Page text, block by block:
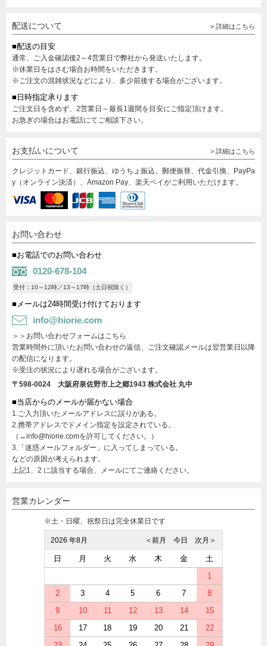
配送について > 詳細はこちら
■配送の目安
通常、ご入金確認後2～4営業日で弊社から発送いたします。
※休業日をはさむ場合お時間をいただきます。
※ご注文の混雑状況などにより、多少前後する場合がございます。
■日時指定承ります
ご注文日を含めず、2営業日～最長1週間を目安にご指定頂けます。
お急ぎの場合はお電話にてご相談下さい。
お支払いについて > 詳細はこちら
クレジットカード、銀行振込、ゆうちょ振込、郵便振替、代金引換、PayPa
y（オンライン決済）、Amazon Pay、楽天ペイがご利用いただけます。
お問い合わせ
■お電話でのお問い合わせ
0120-678-104
受付：10～12時／13～17時（土日祝除く）
■メールは24時間受け付けております
info@hiorie.com
＞＞お問い合わせフォームはこちら
営業時間外に頂いたお問い合わせの返信、ご注文確認メールは翌営業日以降
の配信になります。
※受注の状況により遅れる場合がございます。
〒598-0024 大阪府泉佐野市上之郷1943 株式会社 丸中
■当店からのメールが届かない場合
1.ご入力頂いたメールアドレスに誤りがある。
2.携帯アドレスでドメイン指定を設定されている。
（→info@hiorie.comを許可してください。）
3.「迷惑メールフォルダー」に入ってしまっている。
などの原因が考えられます。
上記1、2 に該当する場合、メールにてご連絡ください。
営業カレンダー
※土・日曜、祝祭日は完全休業日です
2026 年8月 次月＞
今日
＜前月
日 月 火 水 木 金
土
1
2
3 4 5 6 7
8
9
10 11 12 13 14
15
16
17 18 19 20 21
22